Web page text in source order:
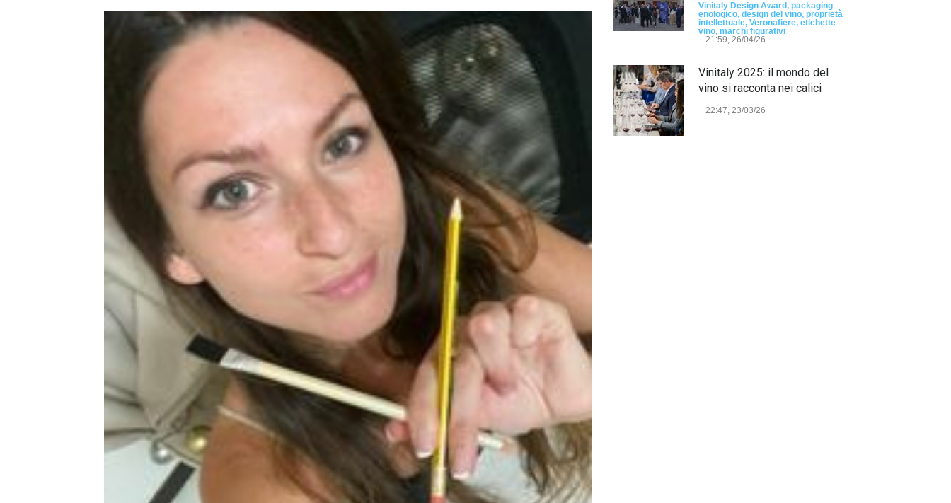
Vinitaly Design Award, packaging
enologico, design del vino, proprietà
intellettuale, Veronafiere, etichette
vino, marchi figurativi
21:59, 26/04/26
Vinitaly 2025: il mondo del
vino si racconta nei calici
22:47, 23/03/26